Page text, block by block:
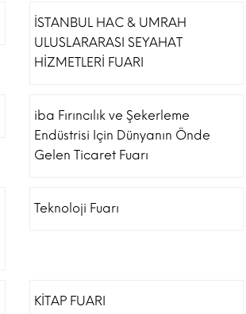
İSTANBUL HAC & UMRAH
ULUSLARARASI SEYAHAT
HİZMETLERİ FUARI
iba Fırıncılık ve Şekerleme
Endüstrisi Için Dünyanın Önde
Gelen Ticaret Fuarı
Teknoloji Fuarı
KİTAP FUARI